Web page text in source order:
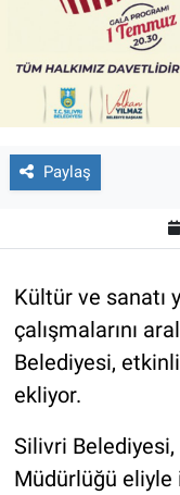
Paylaş
Kültür ve sanatı
çalışmalarını
Belediyesi,
ekliyor.
Silivri
Müdürlüğü